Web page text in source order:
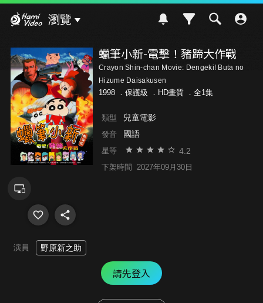
瀏覽
蠟筆小新-電擊！豬蹄大作戰
Crayon Shin-chan Movie: Dengeki! Buta no
Hizume Daisakusen
1998 ． 保護級 ．HD畫質 ．全1集
類型 兒童電影
發音 國語
星等 4.2
下架時間 2027年09月30日
演員 野原新之助
請先登入